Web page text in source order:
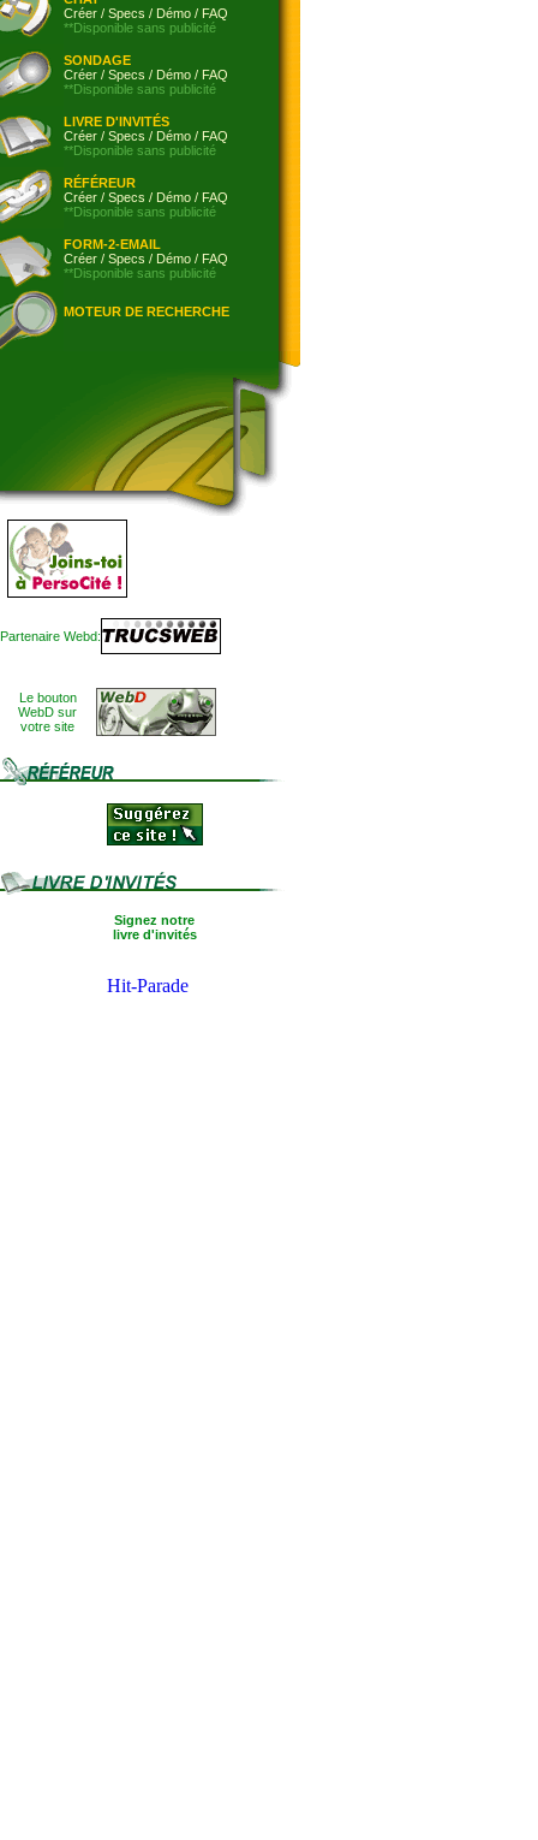
Créer / Specs / Démo / FAQ
**Disponible sans publicité
SONDAGE
Créer / Specs / Démo / FAQ
**Disponible sans publicité
LIVRE D'INVITÉS
Créer / Specs / Démo / FAQ
**Disponible sans publicité
RÉFÉREUR
Créer / Specs / Démo / FAQ
**Disponible sans publicité
FORM-2-EMAIL
Créer / Specs / Démo / FAQ
**Disponible sans publicité
MOTEUR DE RECHERCHE
Partenaire Webd:
Le bouton
WebD sur
votre site
Signez notre
livre d'invités